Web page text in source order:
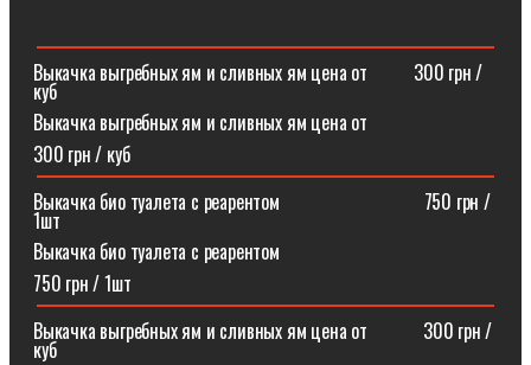
Выкачка выгребных ям и сливных ям цена от ⠀⠀⠀300 грн /
куб
Выкачка выгребных ям и сливных ям цена от
300 грн / куб
Выкачка био туалета с реарентом ⠀⠀⠀⠀⠀⠀⠀⠀⠀⠀750 грн /
1шт
Выкачка био туалета с реарентом
750 грн / 1шт
Выкачка выгребных ям и сливных ям цена от⠀⠀⠀⠀300 грн /
куб